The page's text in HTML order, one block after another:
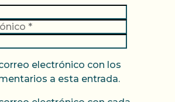
electrónico con los
a esta entrada.